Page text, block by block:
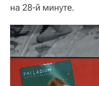
на 28-й минуте.